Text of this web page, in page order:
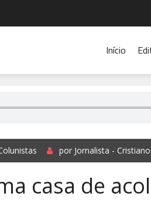
Início
por Jornalista -
casa de